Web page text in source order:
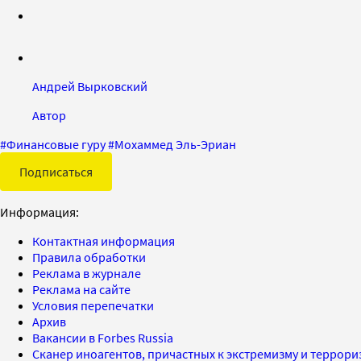
Андрей Вырковский
Автор
#Финансовые гуру#Мохаммед Эль-Эриан
Подписаться
Информация:
Контактная информация
Правила обработки
Реклама в журнале
Реклама на сайте
Условия перепечатки
Архив
Вакансии в Forbes Russia
Сканер иноагентов, причастных к экстремизму и